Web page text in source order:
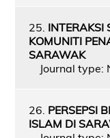
25. INTERAKSI
KOMUNITI
SARAWAK
Journal type:
26. PERSEPSI
ISLAM DI